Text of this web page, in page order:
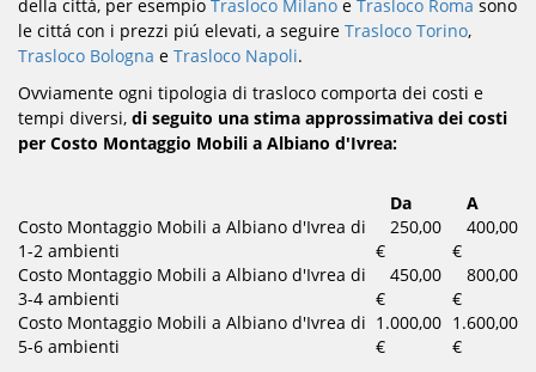
della cittá, per esempio Trasloco Milano e Trasloco Roma sono
le cittá con i prezzi piú elevati, a seguire Trasloco Torino,
Trasloco Bologna e Trasloco Napoli.
Ovviamente ogni tipologia di trasloco comporta dei costi e
tempi diversi, di seguito una stima approssimativa dei costi
per Costo Montaggio Mobili a Albiano d'Ivrea:
Da
A
Costo Montaggio Mobili a Albiano d'Ivrea di
1-2 ambienti
250,00
€
400,00
€
Costo Montaggio Mobili a Albiano d'Ivrea di
3-4 ambienti
450,00
€
800,00
€
Costo Montaggio Mobili a Albiano d'Ivrea di
5-6 ambienti
1.000,00
€
1.600,00
€